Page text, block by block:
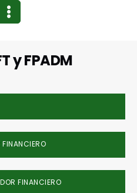
y FPADM
FINANCIERO